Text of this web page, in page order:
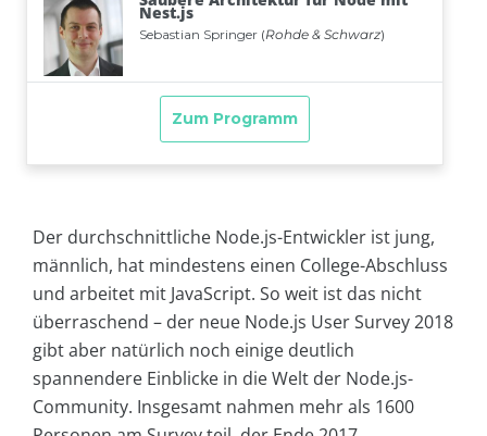
Der durchschnittliche Node.js-Entwickler ist jung,
männlich, hat mindestens einen College-Abschluss
und arbeitet mit JavaScript. So weit ist das nicht
überraschend – der neue Node.js User Survey 2018
gibt aber natürlich noch einige deutlich
spannendere Einblicke in die Welt der Node.js-
Community. Insgesamt nahmen mehr als 1600